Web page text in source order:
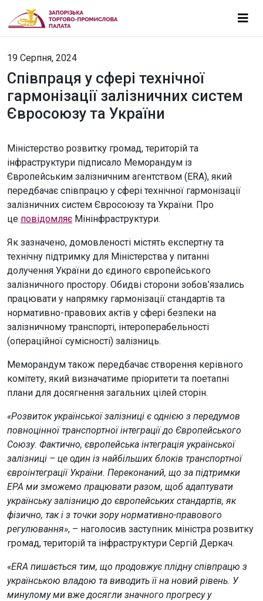
19 Серпня, 2024
Співпраця у сфері технічної
гармонізації залізничних систем
Євросоюзу та України
Міністерство розвитку громад, територій та
інфраструктури підписало Меморандум із
Європейським залізничним агентством (ERA), який
передбачає співпрацю у сфері технічної гармонізації
залізничних систем Євросоюзу та України. Про
це повідомляє Мінінфраструктури.
Як зазначено, домовленості містять експертну та
технічну підтримку для Міністерства у питанні
долучення України до єдиного європейського
залізничного простору. Обидві сторони зобов’язались
працювати у напрямку гармонізації стандартів та
нормативно-правових актів у сфері безпеки на
залізничному транспорті, інтероперабельності
(операційної сумісності) залізниць.
Меморандум також передбачає створення керівного
комітету, який визначатиме пріоритети та поетапні
плани для досягнення загальних цілей сторін.
«Розвиток української залізниці є однією з передумов
повноцінної транспортної інтеграції до Європейського
Союзу. Фактично, європейська інтеграція української
залізниці – це один із найбільших блоків транспортної
євроінтеграції України. Переконаний, що за підтримки
ЕРА ми зможемо працювати разом, щоб адаптувати
українську залізницю до європейських стандартів, як
фізично, так і з точки зору нормативно-правового
регулювання», – наголосив заступник міністра розвитку
громад, територій та інфраструктури Сергій Деркач.
«ERA пишається тим, що продовжує плідну співпрацю з
українською владою та виводить її на новий рівень. У
минулому ми вже досягли значного прогресу у